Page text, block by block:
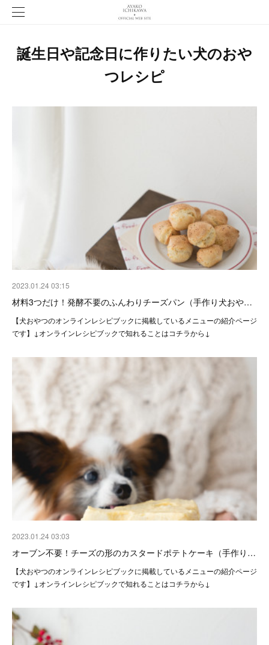
誕生日や記念日に作りたい犬のおや
つレシピ
2023.01.24 03:15
材料3つだけ！発酵不要のふんわりチーズパン（手作り犬おや…
【犬おやつのオンラインレシピブックに掲載しているメニューの紹介ページ
です】↓オンラインレシピブックで知れることはコチラから↓
2023.01.24 03:03
オーブン不要！チーズの形のカスタードポテトケーキ（手作り…
【犬おやつのオンラインレシピブックに掲載しているメニューの紹介ページ
です】↓オンラインレシピブックで知れることはコチラから↓